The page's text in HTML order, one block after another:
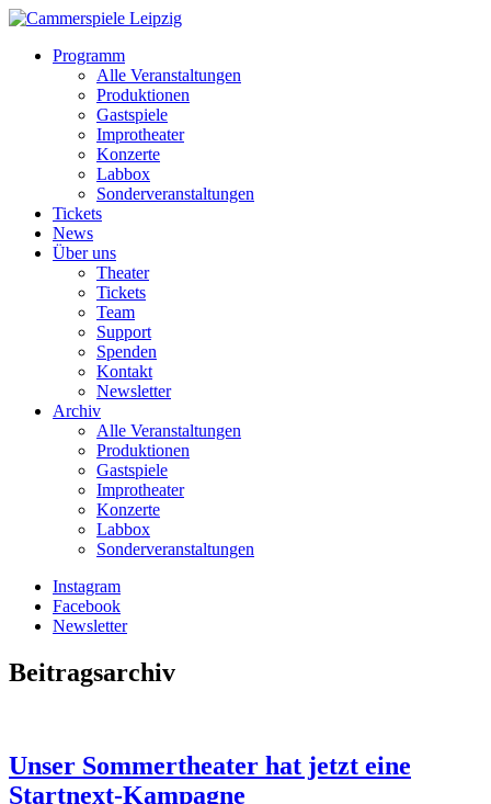
Programm
Alle Veranstaltungen
Produktionen
Gastspiele
Improtheater
Konzerte
Labbox
Sonderveranstaltungen
Tickets
News
Über uns
Theater
Tickets
Team
Support
Spenden
Kontakt
Newsletter
Archiv
Alle Veranstaltungen
Produktionen
Gastspiele
Improtheater
Konzerte
Labbox
Sonderveranstaltungen
Instagram
Facebook
Newsletter
Beitragsarchiv
Unser Sommertheater hat jetzt eine
Startnext-Kampagne